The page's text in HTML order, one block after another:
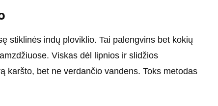
stiklinės indų ploviklio. Tai palengvins bet kokių
Viskas dėl lipnios ir slidžios
karšto, bet ne verdančio vandens. Toks metodas